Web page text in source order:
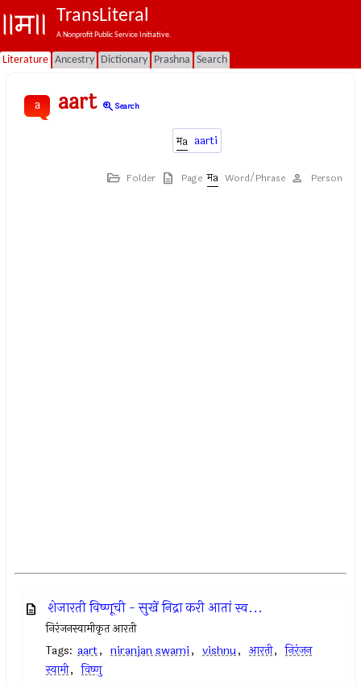
TransLiteral
A Nonprofit Public Service Initiative.
Literature Ancestry Dictionary Prashna Search
a aart zoom_inSearch
aarti
Folder Page Word/Phrase Person
शेजारती विष्णूची - सुखें निद्रा करी आतां स्व...
निरंजनस्वामीकृत आरती
Tags: aart, niranjan swami, vishnu, आरती, निरंजन
स्वामी, विष्णु